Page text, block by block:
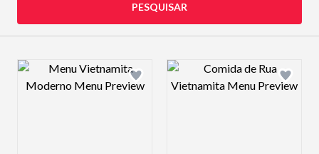
PESQUISAR
Design preview image Design preview